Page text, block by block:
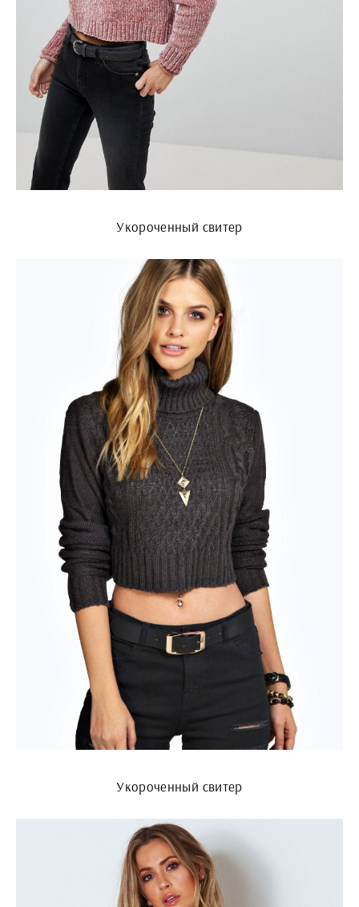
Укороченный свитер
Укороченный свитер